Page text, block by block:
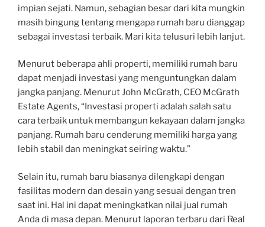
impian sejati. Namun, sebagian besar dari kita mungkin
masih bingung tentang mengapa rumah baru dianggap
sebagai investasi terbaik. Mari kita telusuri lebih lanjut.
Menurut beberapa ahli properti, memiliki rumah baru
dapat menjadi investasi yang menguntungkan dalam
jangka panjang. Menurut John McGrath, CEO McGrath
Estate Agents, “Investasi properti adalah salah satu
cara terbaik untuk membangun kekayaan dalam jangka
panjang. Rumah baru cenderung memiliki harga yang
lebih stabil dan meningkat seiring waktu.”
Selain itu, rumah baru biasanya dilengkapi dengan
fasilitas modern dan desain yang sesuai dengan tren
saat ini. Hal ini dapat meningkatkan nilai jual rumah
Anda di masa depan. Menurut laporan terbaru dari Real